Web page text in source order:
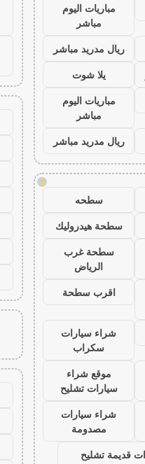
مباريات اليوم
مباشر
ريال مدريد مباشر
يلا شوت
مباريات اليوم
مباشر
ريال مدريد مباشر
!
سطحه
سطحة هيدروليك
سطحة غرب
الرياض
اقرب سطحة
شراء سيارات
سكراب
موقع شراء
سيارات تشليح
شراء سيارات
مصدومة
قديمة تشليح